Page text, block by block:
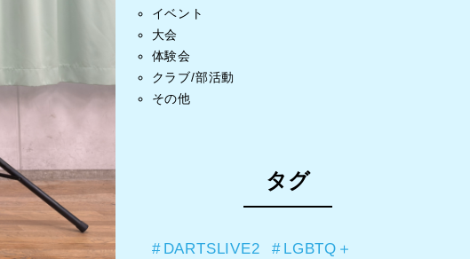
イベント
大会
体験会
クラブ/部活動
その他
タグ
DARTSLIVE2
LGBTQ＋